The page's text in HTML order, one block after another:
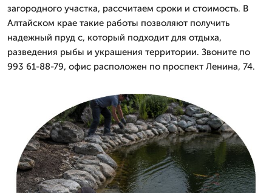
загородного участка, рассчитаем сроки и стоимость. В
Алтайском крае такие работы позволяют получить
надежный пруд с, который подходит для отдыха,
разведения рыбы и украшения территории. Звоните по
993 61-88-79, офис расположен по проспект Ленина, 74.